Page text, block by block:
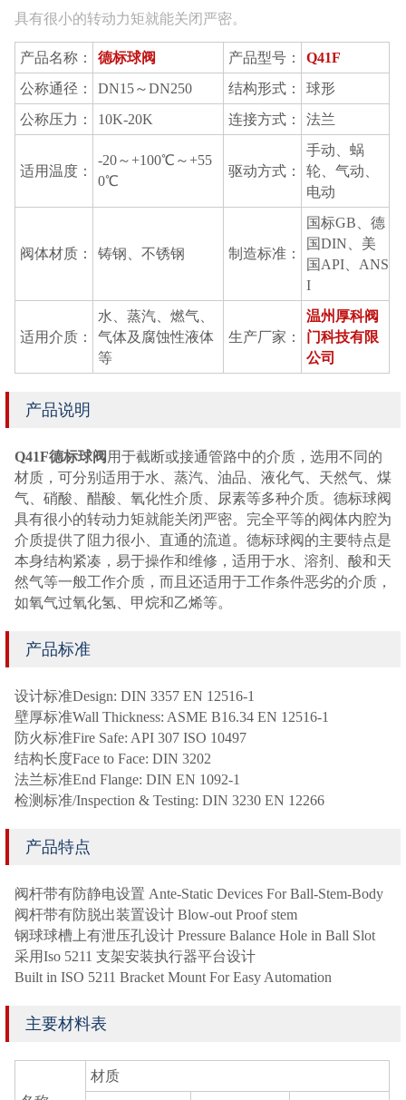
具有很小的转动力矩就能关闭严密。
产品名称： 德标球阀 产品型号：
Q41F
公称通径：
DN15～DN250 结构形式：
球形
公称压力：
10K-20K 连接方式： 法兰
适用温度：
-20～+100℃～+55
0℃
驱动方式：
手动、蜗
轮、气动、
电动
阀体材质： 铸钢、不锈钢 制造标准：
国标GB、德
国DIN、美
国API、ANS
I
适用介质：
水、蒸汽、燃气、
气体及腐蚀性液体
等
生产厂家：
温州厚科阀
门科技有限
公司
产品说明
Q41F德标球阀 用于截断或接通管路中的介质，选用不同的
材质，可分别适用于水、蒸汽、油品、液化气、天然气、煤
气、硝酸、醋酸、氧化性介质、尿素等多种介质。德标球阀
具有很小的转动力矩就能关闭严密。完全平等的阀体内腔为
介质提供了阻力很小、直通的流道。德标球阀的主要特点是
本身结构紧凑，易于操作和维修，适用于水、溶剂、酸和天
然气等一般工作介质，而且还适用于工作条件恶劣的介质，
如氧气过氧化氢、甲烷和乙烯等。
产品标准
设计标准Design: DIN 3357 EN 12516-1
壁厚标准Wall Thickness: ASME B16.34 EN 12516-1
防火标准Fire Safe: API 307 ISO 10497
结构长度Face to Face: DIN 3202
法兰标准End Flange: DIN EN 1092-1
检测标准/Inspection & Testing: DIN 3230 EN 12266
产品特点
阀杆带有防静电设置 Ante-Static Devices For Ball-Stem-Body
阀杆带有防脱出装置设计 Blow-out Proof stem
钢球球槽上有泄压孔设计 Pressure Balance Hole in Ball Slot
采用Iso 5211 支架安装执行器平台设计
Built in ISO 5211 Bracket Mount For Easy Automation
主要材料表
材质